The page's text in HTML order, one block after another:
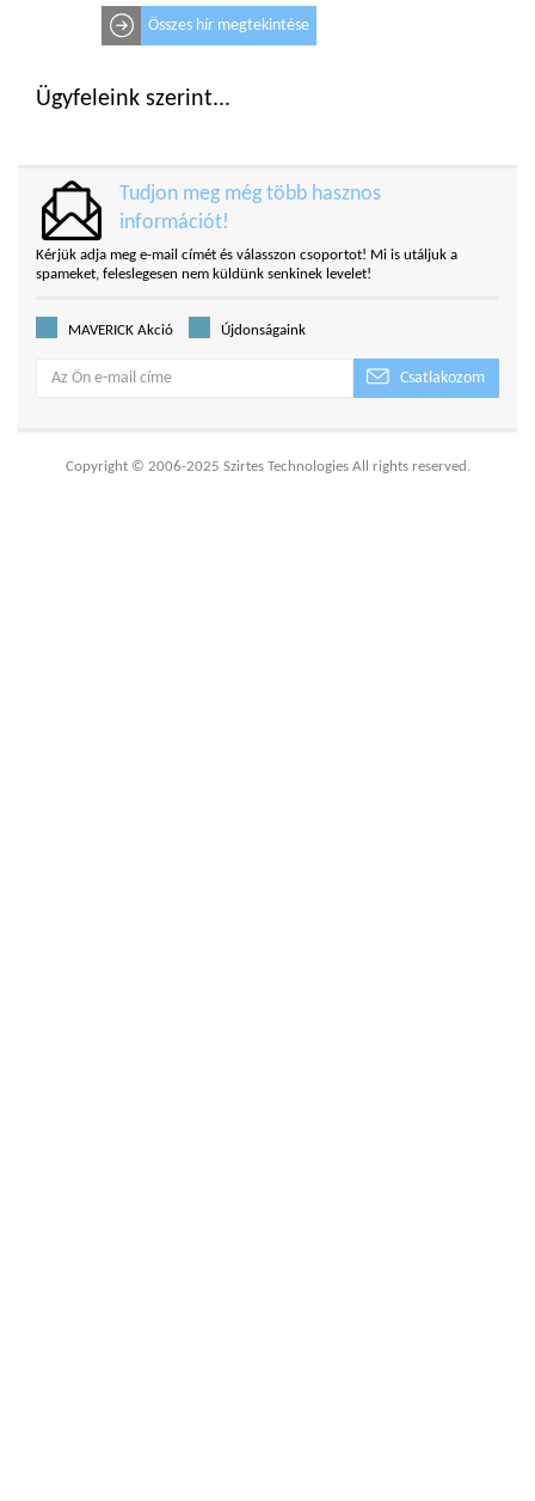
Összes hír megtekintése
Ügyfeleink szerint...
Tudjon meg még több hasznos
információt!
Kérjük adja meg e-mail címét és válasszon csoportot! Mi is utáljuk a
spameket, feleslegesen nem küldünk senkinek levelet!
MAVERICK Akció Újdonságaink
Csatlakozom
Copyright © 2006-2025 Szirtes Technologies All rights reserved.